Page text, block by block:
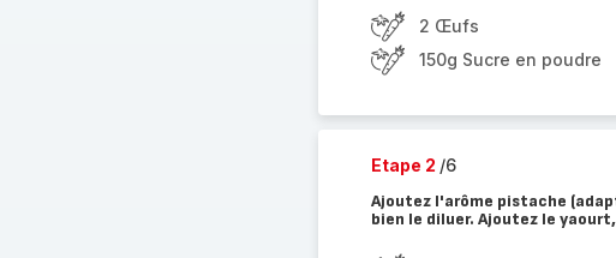
2 Œufs
150g Sucre en poudre
Etape 2 /6
Ajoutez l'arôme pistache
bien le diluer. Ajoutez le